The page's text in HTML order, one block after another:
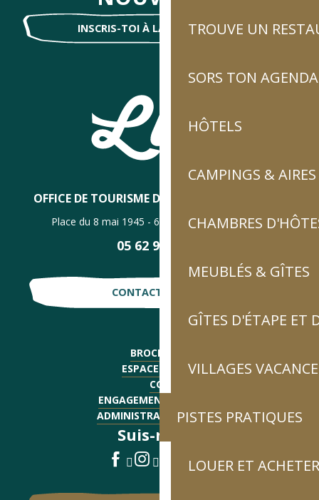
TROUVE UN
SORS TON AGENDA
HÔTELS
CAMPINGS &
CHAMBRES
MEUBLÉS & GÎTES
GÎTES D'ÉTAPE ET
VILLAGES
PISTES PRATIQUES
LOUER ET
INSCRIS-TOI À LA NEWSLETTER !
OFFICE DE TOURISME DE LUZ-SAINT-SAUVEUR
Place du 8 mai 1945 - 65120 Luz-Saint-Sauveur
05 62 92 30 30
CONTACTE-NOUS !
BROCHURES
ESPACE PRESSE
CGV
ENGAGEMENTS QUALITÉ
ADMINISTRATIF - EMPLOI
Suis-nous !